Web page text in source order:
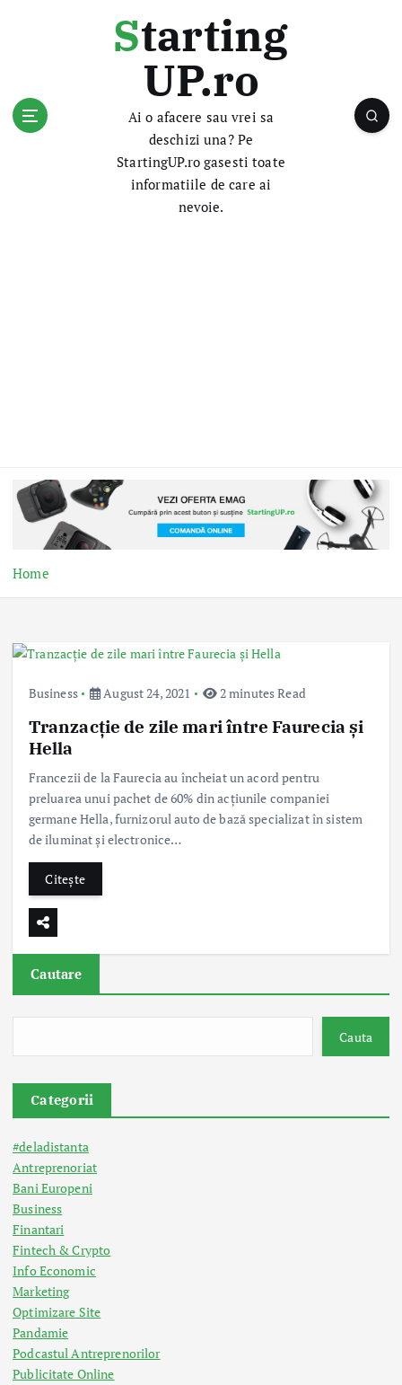
Starting
UP.ro
Ai o afacere sau vrei sa
deschizi una? Pe
StartingUP.ro gasesti toate
informatiile de care ai
nevoie.
Home
Business August 24, 2021 2 minutes Read
Tranzacție de zile mari între Faurecia și
Hella
Francezii de la Faurecia au încheiat un acord pentru
preluarea unui pachet de 60% din acțiunile companiei
germane Hella, furnizorul auto de bază specializat în sistem
de iluminat și electronice…
Citește
Cautare
Cauta
Categorii
#deladistanta
Antreprenoriat
Bani Europeni
Business
Finantari
Fintech & Crypto
Info Economic
Marketing
Optimizare Site
Pandamie
Podcastul Antreprenorilor
Publicitate Online